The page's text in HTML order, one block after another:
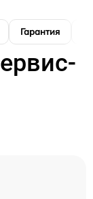
Гарантия